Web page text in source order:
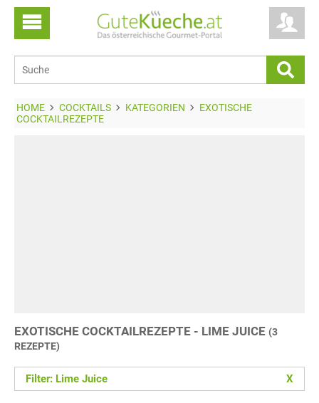
HOME COCKTAILS KATEGORIEN
EXOTISCHE
COCKTAILREZEPTE
EXOTISCHE COCKTAILREZEPTE - LIME JUICE (3
REZEPTE)
Filter: Lime Juice X